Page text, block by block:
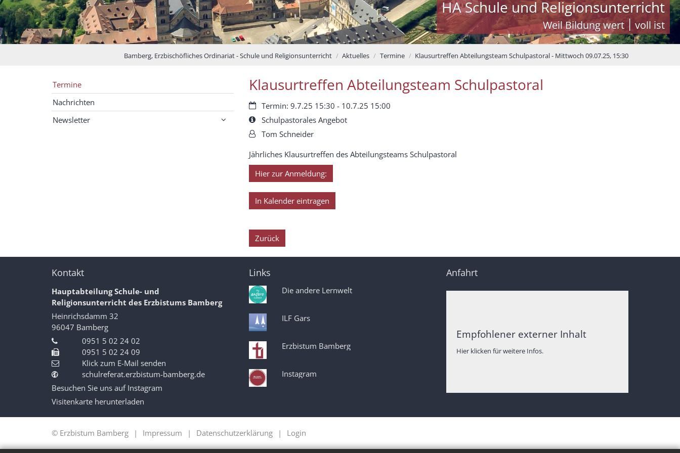
HA Schule und Religionsunterricht
Weil Bildung wert ׀ voll ist
Bamberg, Erzbischöfliches Ordinariat - Schule und Religionsunterricht Aktuelles Termine Klausurtreffen Abteilungsteam Schulpastoral - Mittwoch 09.07.25, 15:30
Klausurtreffen Abteilungsteam Schulpastoral
Datum:Termin: 9.7.25 15:30 - 10.7.25 15:00
Art bzw. Nummer:
Schulpastorales Angebot
Von:Tom Schneider
Jährliches Klausurtreffen des Abteilungsteams Schulpastoral
Hier zur Anmeldung:
In Kalender eintragen
Zurück
Termine
Nachrichten
Newsletter
Kontakt
Hauptabteilung Schule- und
Religionsunterricht des Erzbistums Bamberg
Heinrichsdamm 32
96047 Bamberg
0951 5 02 24 02
0951 5 02 24 09
Klick zum E-Mail senden
schulreferat.erzbistum-bamberg.de
Besuchen Sie uns auf Instagram
Visitenkarte herunterladen
Links
Die andere Lernwelt
ILF Gars
Erzbistum Bamberg
Instagram
Anfahrt
Empfohlener externer Inhalt
Hier klicken für weitere Infos.
© Erzbistum Bamberg Impressum Datenschutzerklärung Login